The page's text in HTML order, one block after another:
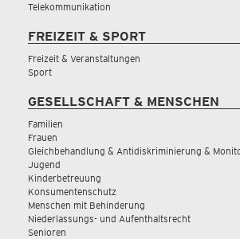
Telekommunikation
FREIZEIT & SPORT
Freizeit & Veranstaltungen
Sport
GESELLSCHAFT & MENSCHEN
Familien
Frauen
Gleichbehandlung & Antidiskriminierung &
Jugend
Kinderbetreuung
Konsumentenschutz
Menschen mit Behinderung
Niederlassungs- und Aufenthaltsrecht
Senioren